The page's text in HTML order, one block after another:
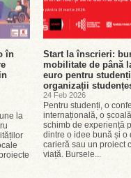
în
la
Start la înscrieri:
mobilitate de până
euro pentru
organizații
24 Feb 2026
Pentru studenți, o
internațională, o
schimb de experiență
dintre o idee bună și o
carieră sau un proiect
viață. Bursele...